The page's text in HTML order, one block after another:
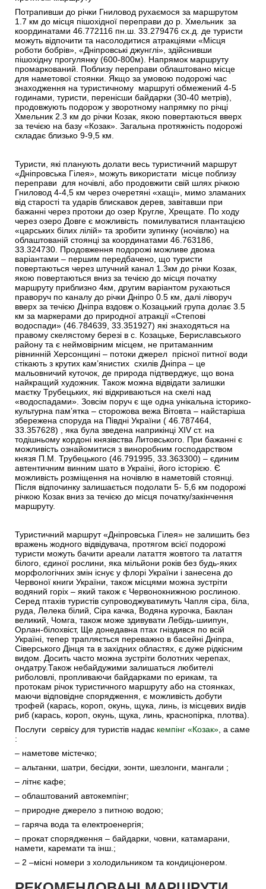
Потрапивши до річки Гниловод рухаємося за маршрутом
1.7 км до місця пішохідної переправи до р. Хмельник за
координатами 46.772116 пн.ш. 33.279476 сх.д. де туристи
можуть відпочити та насолодитися атракціями «Місця
роботи бобрів», «Дніпровські джунглі», здійснивши
пішохідну прогулянку (600-800м). Напрямок маршруту
промаркований. Поблизу переправи облаштовано місце
для наметової стоянки. Якщо за умовою подорожі час
знаходження на туристичному маршруті обмежений 4-5
годинами, туристи, перенісши байдарки (30-40 метрів),
продовжують подорож у зворотному напрямку по річці
Хмельник 2.3 км до річки Козак, якою повертаються вверх
за течією на базу «Козак». Загальна протяжність подорожі
складає близько 9-9,5 км.
Туристи, які планують долати весь туристичний маршрут
«Дніпровська Гілея», можуть використати місце поблизу
переправи для ночівлі, або продовжити свій шлях річкою
Гниловод 4-4,5 км через очеретяні «хащі», мимо зламаних
від старості та ударів блискавок дерев, завітавши при
бажанні через протоки до озер Кругле, Хрещате. По ходу
через озеро Довге є можливість помилуватися плантацією
«царських білих лілій» та зробити зупинку (ночівлю) на
облаштованій стоянці за координатами 46.763186,
33.324730. Продовження подорожі можливе двома
варіантами – першим передбачено, що туристи
повертаються через штучний канал 1.3км до річки Козак,
якою повертаються вниз за течією до місця початку
маршруту приблизно 4км, другим варіантом рухаються
праворуч по каналу до річки Дніпро 0.5 км, далі ліворуч
вверх за течією Дніпра вздовж о.Козацький група долає 3.5
км за маркерами до природної атракції «Степові
водоспади» (46.784639, 33.351927) які знаходяться на
правому скелястому березі в с. Козацьке, Бериславського
району та є неймовірним місцем, не притаманним
рівнинній Херсонщині – потоки джерел прісної питної води
стікають з крутих кам’янистих схилів Дніпра – це
мальовничий куточок, де природа підтверджує, що вона
найкращий художник. Також можна відвідати залишки
маєтку Трубецьких, які відкриваються на скелі над
«водоспадами». Зовсім поруч є ще одна унікальна історико-
культурна пам’ятка – сторожова вежа Вітовта – найстаріша
збережена споруда на Півдні України ( 46.787464,
33.357628) , яка була зведена наприкінці XIV ст. на
тодішньому кордоні князівства Литовського. При бажанні є
можливість ознайомитися з виноробним господарством
князя П.М. Трубецького (46.791995, 33.363300) – єдиним
автентичним винним шато в Україні, його історією. Є
можливість розміщення на ночівлю в наметовій стоянці.
Після відпочинку залишається подолати 5- 5,6 км подорожі
річкою Козак вниз за течією до місця початку/закінчення
маршруту.
Туристичний маршрут «Дніпровська Гілея» не залишить без
вражень жодного відвідувача, протягом всієї подорожі
туристи можуть бачити ареали латаття жовтого та латаття
білого, єдиної рослини, яка мільйони років без будь-яких
морфологічних змін існує у флорі України і занесена до
Червоної книги України, також місцями можна зустріти
водяний горіх – який також є Червонокнижною рослиною.
Серед птахів туристів супроводжуватимуть Чапля сіра, біла,
руда, Лелека білий, Сіра качка, Водяна курочка, Баклан
великий, Чомга, також може здивувати Лебідь-шиипун,
Орлан-білохвіст, Ще донедавна птах гнiздився по всiй
Українi, тепер трапляється переважно в басейні Днiпра,
Сiверського Дiнця та в західних областях, є дуже рідкісним
видом. Досить часто можна зустріти болотних черепах,
ондатру.Також небайдужими залишаться любителі
риболовлі, пропливаючи байдарками по ерикам, та
протокам річок туристичного маршруту або на стоянках,
маючи відповідне спорядження, є можливість добути
трофей (карась, короп, окунь, щука, линь, із місцевих видів
риб (карась, короп, окунь, щука, линь, краснопірка, плотва).
Послуги сервісу для туристів надає кемпінг «Козак» , а саме
:
– наметове містечко;
– альтанки, шатри, бесідки, зонти, шезлонги, мангали ;
– літнє кафе;
– облаштований автокемпінг;
– природне джерело з питною водою;
– гаряча вода та електроенергія;
– прокат спорядження – байдарки, човни, катамарани,
намети, каремати та інш.;
– 2 –місні номери з холодильником та кондиціонером.